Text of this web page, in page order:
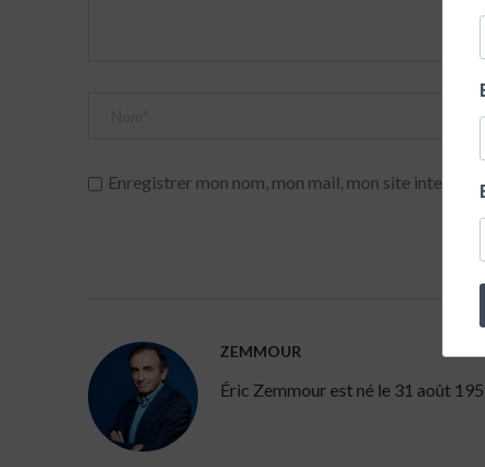
Enregistrer mon nom, mon mail, mon site internet
ZEMMOUR
Éric Zemmour est né le 31 août